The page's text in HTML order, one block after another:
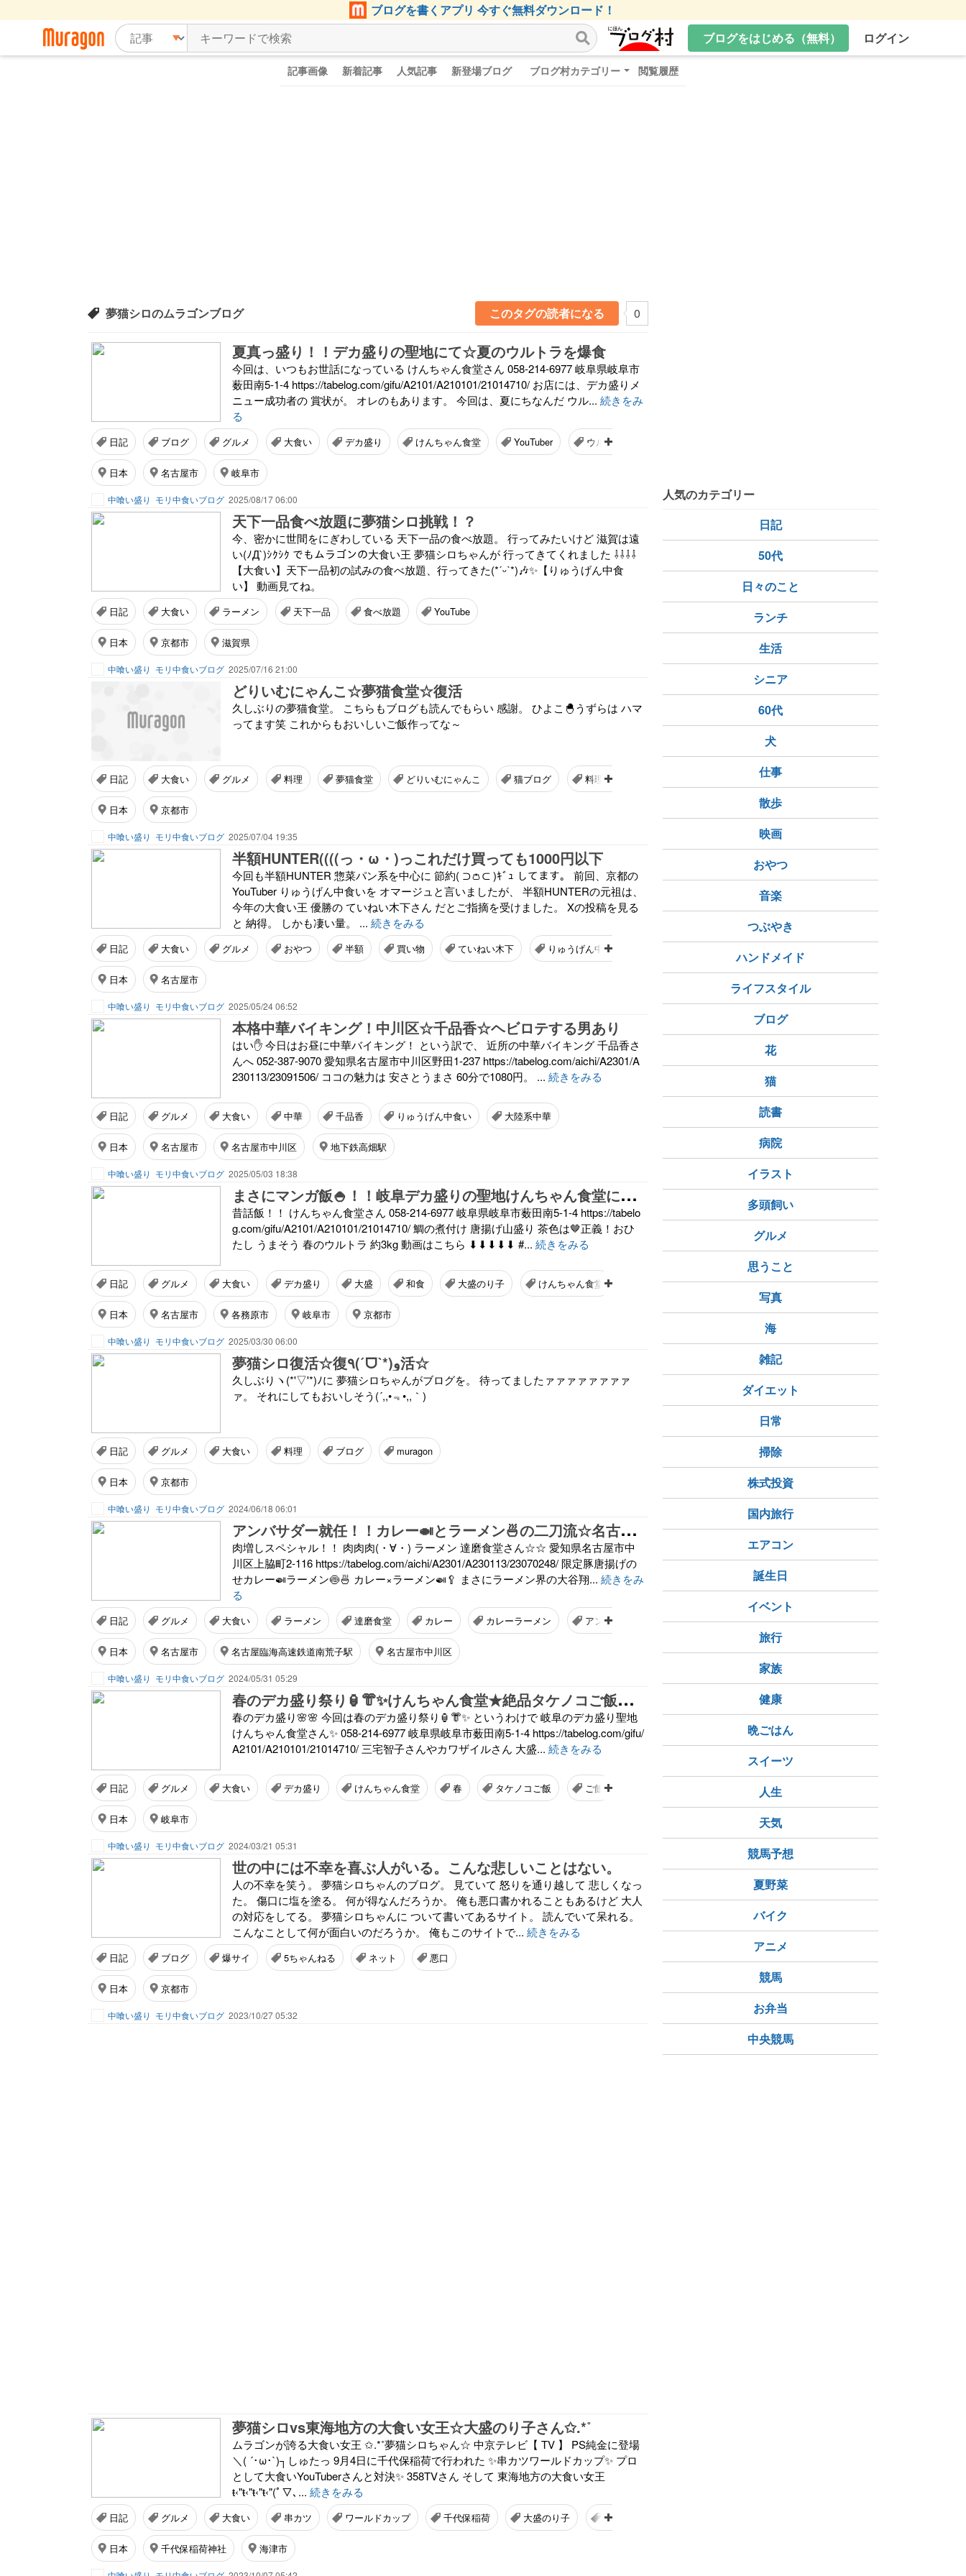
ブログを書くアプリ 今すぐ無料ダウンロード！
ブログをはじめる（無料）
ログイン
記事画像 新着記事 人気記事 新登場ブログ ブログ村カテゴリー 閲覧履歴
夢猫シロのムラゴンブログ このタグの読者になる 0
夏真っ盛り！！デカ盛りの聖地にて☆夏のウルトラを爆食
今回は、いつもお世話になっている けんちゃん食堂さん 058-214-6977 岐阜県岐阜市
薮田南5-1-4 https://tabelog.com/gifu/A2101/A210101/21014710/ お店には、デカ盛りメ
ニュー成功者の 賞状が。 オレのもあります。 今回は、夏にちなんだ ウル... 続きをみ
る
日記 ブログ グルメ 大食い デカ盛り けんちゃん食堂 YouTuber ウルトラ
日本 名古屋市 岐阜市
中喰い盛り モリ中食いブログ 2025/08/17 06:00
天下一品食べ放題に夢猫シロ挑戦！？
今、密かに世間をにぎわしている 天下一品の食べ放題。 行ってみたいけど 滋賀は遠
い(ﾉД`)ｼｸｼｸ でもムラゴンの大食い王 夢猫シロちゃんが 行ってきてくれました ⇩⇩⇩⇩
【大食い】天下一品初の試みの食べ放題、行ってきた(*ˊᵕˋ*)🎶✨【りゅうげん中食
い】 動画見てね。
日記 大食い ラーメン 天下一品 食べ放題 YouTube
日本 京都市 滋賀県
中喰い盛り モリ中食いブログ 2025/07/16 21:00
どりいむにゃんこ☆夢猫食堂☆復活
久しぶりの夢猫食堂。 こちらもブログも読んでもらい 感謝。 ひよこ🐣うずらは ハマ
ってます笑 これからもおいしいご飯作ってな～
日記 大食い グルメ 料理 夢猫食堂 どりいむにゃんこ 猫ブログ 料理ブログ
日本 京都市
中喰い盛り モリ中食いブログ 2025/07/04 19:35
半額HUNTER((((っ・ω・)っこれだけ買っても1000円以下
今回も半額HUNTER 惣菜パン系を中心に 節約( ⊃👛⊂ )ｷﾞｭ してます。 前回、京都の
YouTuber りゅうげん中食いを オマージュと言いましたが、 半額HUNTERの元祖は、
今年の大食い王 優勝の ていねい木下さん だとご指摘を受けました。 Xの投稿を見る
と 納得。 しかも凄い量。 ... 続きをみる
日記 大食い グルメ おやつ 半額 買い物 ていねい木下 りゅうげん中食い
日本 名古屋市
中喰い盛り モリ中食いブログ 2025/05/24 06:52
本格中華バイキング！中川区☆千品香☆ヘビロテする男あり
はい✋ 今日はお昼に中華バイキング！ という訳で、 近所の中華バイキング 千品香さ
んへ 052-387-9070 愛知県名古屋市中川区野田1-237 https://tabelog.com/aichi/A2301/A
230113/23091506/ ココの魅力は 安さとうまさ 60分で1080円。 ... 続きをみる
日記 グルメ 大食い 中華 千品香 りゅうげん中食い 大陸系中華
日本 名古屋市 名古屋市中川区 地下鉄高畑駅
中喰い盛り モリ中食いブログ 2025/05/03 18:38
ま
さにマンガ飯🍚！！岐阜デカ盛りの聖地けんちゃん食堂にて春のウルトラ
昔話飯！！ けんちゃん食堂さん 058-214-6977 岐阜県岐阜市薮田南5-1-4 https://tabelo
g.com/gifu/A2101/A210101/21014710/ 鯛の煮付け 唐揚げ山盛り 茶色は🤎正義！おひ
たし うまそう 春のウルトラ 約3kg 動画はこちら ⬇⬇⬇⬇⬇ #... 続きをみる
日記 グルメ 大食い デカ盛り 大盛 和食 大盛のり子 けんちゃん食堂 チャレンジ
日本 名古屋市 各務原市 岐阜市 京都市
中喰い盛り モリ中食いブログ 2025/03/30 06:00
夢猫シロ復活☆復٩(ˊᗜˋ*)و活☆
久しぶりヽ(*'▽'*)ﾉに 夢猫シロちゃんがブログを。 待ってましたァァァァァァァァ
ァ。 それにしてもおいしそう(´,,•﹃•,,｀)
日記 グルメ 大食い 料理 ブログ muragon
日本 京都市
中喰い盛り モリ中食いブログ 2024/06/18 06:01
ア
ンバサダー就任！！カレー🍛とラーメン🍜の二刀流☆名古屋の銘店達磨食堂！
肉増しスペシャル！！ 肉肉肉(・∀・) ラーメン 達磨食堂さん☆☆ 愛知県名古屋市中
川区上脇町2-116 https://tabelog.com/aichi/A2301/A230113/23070248/ 限定豚唐揚げの
せカレー🍛ラーメン🍥🍜 カレー×ラーメン🍛🥄 まさにラーメン界の大谷翔... 続きをみ
る
日記 グルメ 大食い ラーメン 達磨食堂 カレー カレーラーメン アンバサダー 限定
日本 名古屋市 名古屋臨海高速鉄道南荒子駅 名古屋市中川区
中喰い盛り モリ中食いブログ 2024/05/31 05:29
春
のデカ盛り祭り🏮👘✨けんちゃん食堂★絶品タケノコご飯セット
春のデカ盛り🌸🌸 今回は春のデカ盛り祭り🏮👘✨ というわけで 岐阜のデカ盛り聖地
けんちゃん食堂さん✨ 058-214-6977 岐阜県岐阜市薮田南5-1-4 https://tabelog.com/gifu/
A2101/A210101/21014710/ 三宅智子さんやカワザイルさん 大盛... 続きをみる
日記 グルメ 大食い デカ盛り けんちゃん食堂 春 タケノコご飯 ご飯
日本 岐阜市
中喰い盛り モリ中食いブログ 2024/03/21 05:31
世の中には不幸を喜ぶ人がいる。こんな悲しいことはない。
人の不幸を笑う。 夢猫シロちゃんのブログ。 見ていて 怒りを通り越して 悲しくなっ
た。 傷口に塩を塗る。 何が得なんだろうか。 俺も悪口書かれることもあるけど 大人
の対応をしてる。 夢猫シロちゃんに ついて書いてあるサイト。 読んでいて呆れる。
こんなことして何が面白いのだろうか。 俺もこのサイトで... 続きをみる
日記 ブログ 爆サイ 5ちゃんねる ネット 悪口
日本 京都市
中喰い盛り モリ中食いブログ 2023/10/27 05:32
夢猫シロvs東海地方の大食い女王☆大盛のり子さん✩.*˚
ムラゴンが誇る大食い女王 ✩.*˚夢猫シロちゃん☆ 中京テレビ【 TV 】 PS純金に登場
＼( ´･ω･`)┐しゅたっ 9月4日に千代保稲荷で行われた ✨串カツワールドカップ✨ プロ
として大食いYouTuberさんと対決✨ 358TVさん そして 東海地方の大食い女王
ŧ‹"ŧ‹"ŧ‹"ŧ‹"(ﾟ▽､... 続きをみる
日記 グルメ 大食い 串カツ ワールドカップ 千代保稲荷 大盛のり子 358TV
日本 千代保稲荷神社 海津市
人気のカテゴリー
日記
50代
日々のこと
ランチ
生活
シニア
60代
犬
仕事
散歩
映画
おやつ
音楽
つぶやき
ハンドメイド
ライフスタイル
ブログ
花
猫
読書
病院
イラスト
多頭飼い
グルメ
思うこと
写真
海
雑記
ダイエット
日常
掃除
株式投資
国内旅行
エアコン
誕生日
イベント
旅行
家族
健康
晩ごはん
スイーツ
人生
天気
競馬予想
夏野菜
バイク
アニメ
競馬
お弁当
中央競馬